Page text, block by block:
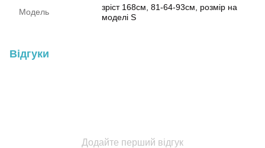
Модель
зріст 168см, 81-64-93см, розмір на
моделі S
Відгуки
Додайте перший відгук